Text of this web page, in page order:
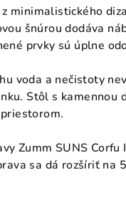
minimalistického
šnúrou dodáva
prvky sú úplne
voda a nečistoty
Stôl s
Zumm SUNS
sa dá rozšíriť